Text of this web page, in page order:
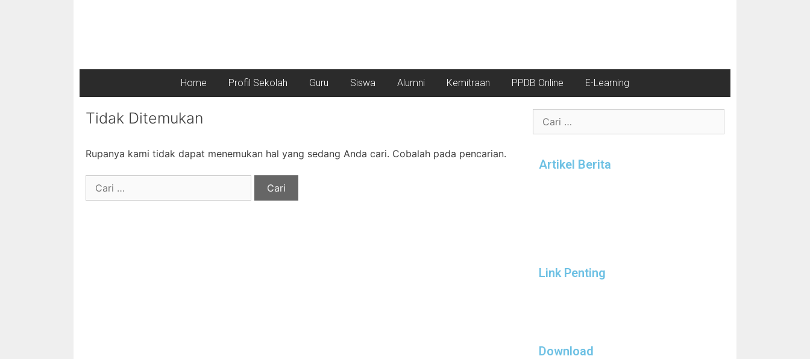
Home Profil Sekolah Guru Siswa Alumni Kemitraan PPDB Online E-Learning
Tidak Ditemukan
Rupanya kami tidak dapat menemukan hal yang sedang Anda cari. Cobalah pada pencarian.
Artikel Berita
Link Penting
Download